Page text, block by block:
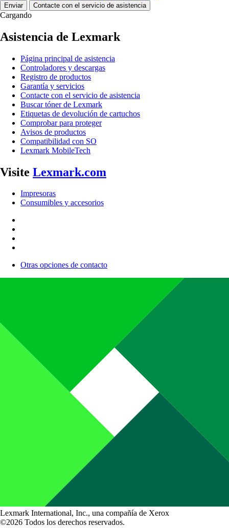
Enviar Contacte con el servicio de asistencia
Cargando
Asistencia de Lexmark
Página principal de asistencia
Controladores y descargas
Registro de productos
Garantía y servicios
Contacte con el servicio de asistencia
Buscar tóner de Lexmark
Etiquetas de devolución de cartuchos
Comprobar para proteger
Avisos de productos
Compatibilidad con SO
Lexmark MobileTech
Visite Lexmark.com
Impresoras
Consumibles y accesorios
Otras opciones de contacto
Lexmark International, Inc., una compañía de Xerox
©2026 Todos los derechos reservados.